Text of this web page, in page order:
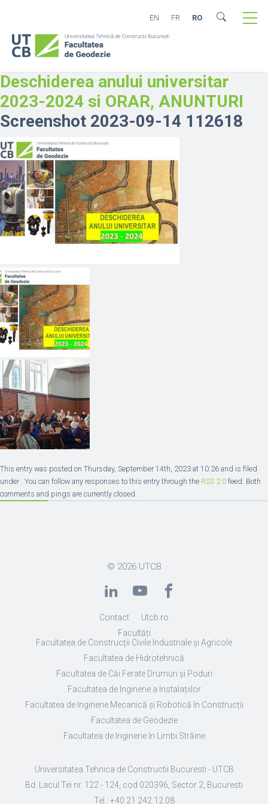
EN FR RO
Deschiderea anului universitar
2023-2024 si ORAR, ANUNTURI
Screenshot 2023-09-14 112618
This entry was posted on Thursday, September 14th, 2023 at 10:26 and is filed
under . You can follow any responses to this entry through the RSS 2.0 feed. Both
comments and pings are currently closed.
© 2026 UTCB
Contact
Utcb.ro
Facultăți
Facultatea de Construcții Civile Industriale și Agricole
Facultatea de Hidrotehnică
Facultatea de Căi Ferate Drumuri și Poduri
Facultatea de Inginerie a Instalațiilor
Facultatea de Inginerie Mecanică și Robotică în Construcții
Facultatea de Geodezie
Facultatea de Inginerie în Limbi Străine
Universitatea Tehnica de Constructii Bucuresti - UTCB
Bd. Lacul Tei nr. 122 - 124, cod 020396, Sector 2, Bucuresti
Tel.: +40 21 242.12.08